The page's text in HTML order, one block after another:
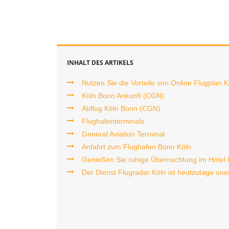
INHALT DES ARTIKELS
Nutzen Sie die Vorteile von Online Flugplan
Köln Bonn Ankunft (CGN)
Abflug Köln Bonn (CGN)
Flughafenterminals
General Aviation Terminal
Anfahrt zum Flughafen Bonn Köln
Genießen Sie ruhige Übernachtung im Hotel
Der Dienst Flugradar Köln ist heutzutage